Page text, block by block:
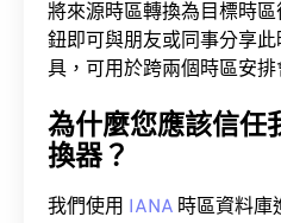
將來源時區轉換為目標時
鈕即可與朋友或同事分享
具，可用於跨兩個時區安排
為什麼您應該信任
換器？
我們使用 IANA 時區資料庫